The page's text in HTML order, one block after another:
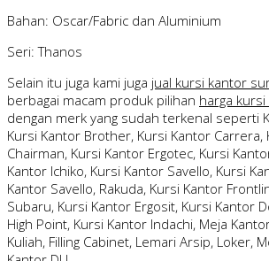
Bahan: Oscar/Fabric dan Aluminium
Seri: Thanos
Selain itu juga kami juga jual kursi kantor
berbagai macam produk pilihan harga
dengan merk yang sudah terkenal seperti
Kursi Kantor Brother, Kursi Kantor Carrera,
Chairman, Kursi Kantor Ergotec, Kursi
Kantor Ichiko, Kursi Kantor Savello, Kursi
Kantor Savello, Rakuda, Kursi Kantor
Subaru, Kursi Kantor Ergosit, Kursi Kantor
High Point, Kursi Kantor Indachi, Meja
Kuliah, Filling Cabinet, Lemari Arsip, Loker,